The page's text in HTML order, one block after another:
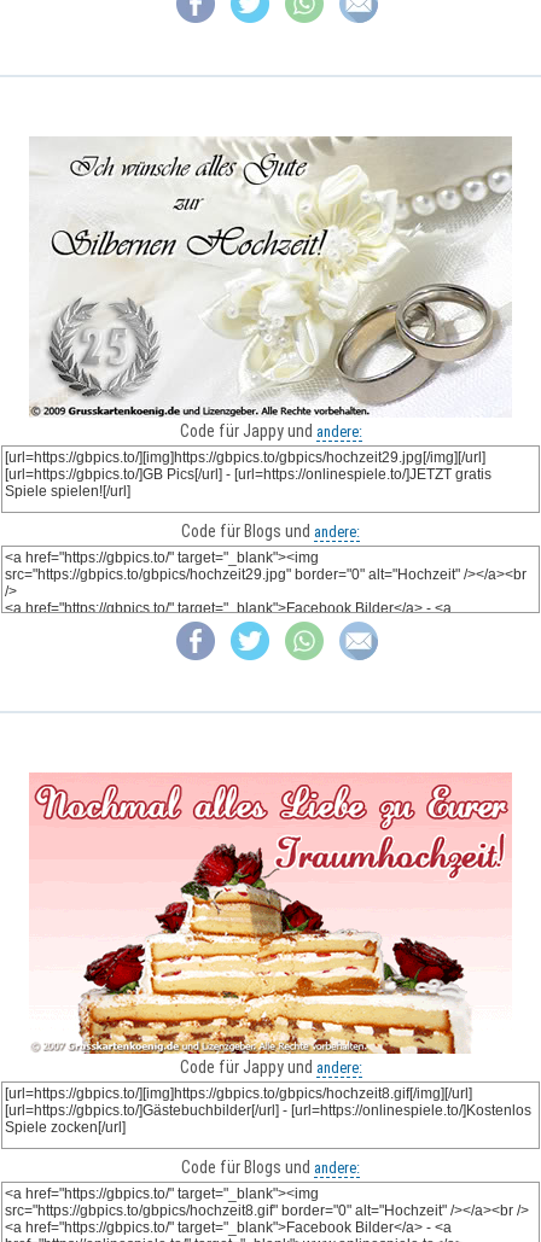
Code für Jappy und andere:
Code für Blogs und andere:
Code für Jappy und andere:
Code für Blogs und andere: